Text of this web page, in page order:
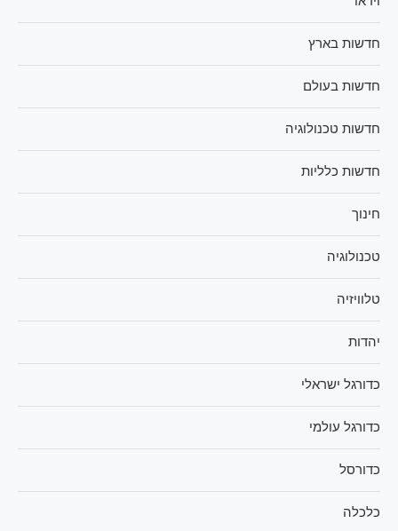
חדשות בארץ
חדשות בעולם
חדשות טכנולוגיה
חדשות כלליות
חינוך
טכנולוגיה
טלוויזיה
יהדות
כדורגל ישראלי
כדורגל עולמי
כדורסל
כלכלה